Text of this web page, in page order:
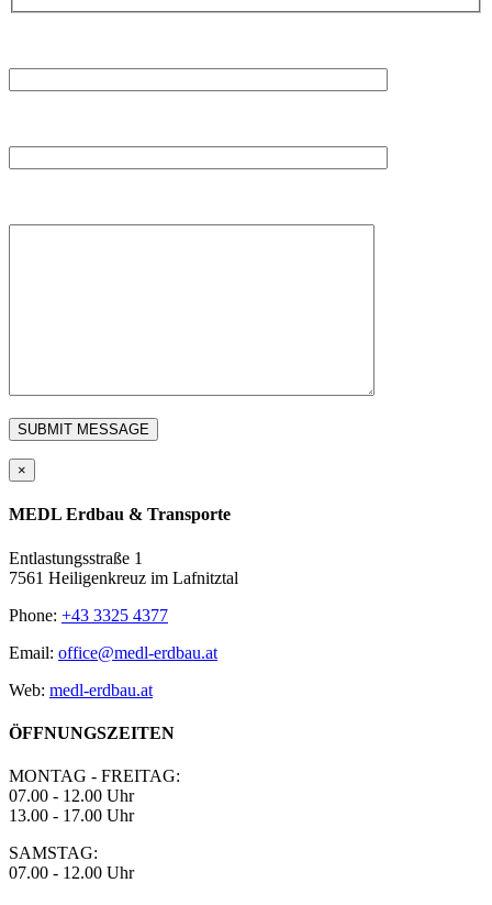
×
MEDL Erdbau & Transporte
Entlastungsstraße 1
7561 Heiligenkreuz im Lafnitztal
Phone: +43 3325 4377
Email: office@medl-erdbau.at
Web: medl-erdbau.at
ÖFFNUNGSZEITEN
MONTAG - FREITAG:
07.00 - 12.00 Uhr
13.00 - 17.00 Uhr
SAMSTAG:
07.00 - 12.00 Uhr